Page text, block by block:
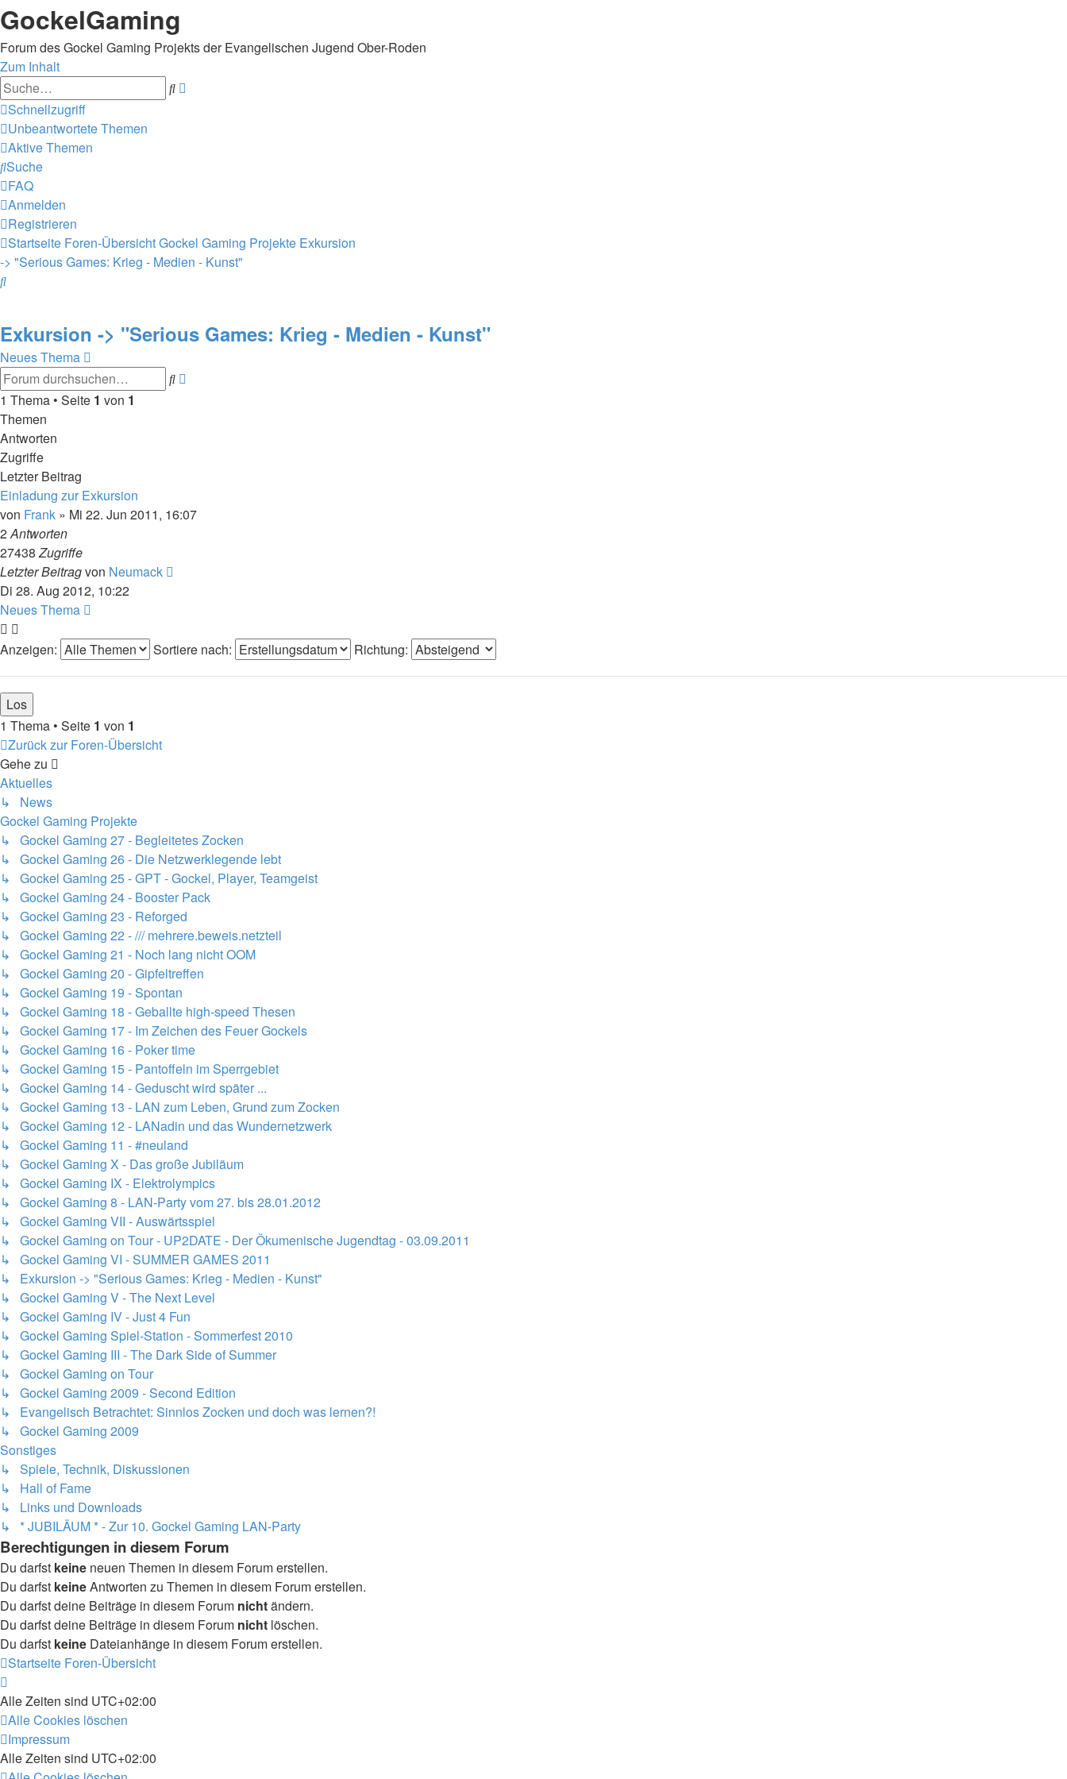
GockelGaming
Forum des Gockel Gaming Projekts der Evangelischen Jugend Ober-Roden
Zum Inhalt
Suche
Schnellzugriff
Unbeantwortete Themen
Aktive Themen
Suche
FAQ
Anmelden
Registrieren
Startseite Foren-ÜbersichtGockel Gaming Projekte Exkursion
-> "Serious Games: Krieg - Medien - Kunst"
Suche
Exkursion -> "Serious Games: Krieg - Medien - Kunst"
Neues Thema
Suche
1 Thema • Seite 1 von 1
Themen
Antworten
Zugriffe
Letzter Beitrag
Einladung zur Exkursion
von Frank » Mi 22. Jun 2011, 16:07
2Antworten
27438Zugriffe
Letzter Beitragvon Neumack
Di 28. Aug 2012, 10:22
Neues Thema
Anzeigen: Sortiere nach: Richtung:
1 Thema • Seite 1 von 1
Zurück zur Foren-Übersicht
Gehe zu
Aktuelles
↳ News
Gockel Gaming Projekte
↳ Gockel Gaming 27 - Begleitetes Zocken
↳ Gockel Gaming 26 - Die Netzwerklegende lebt
↳ Gockel Gaming 25 - GPT - Gockel, Player, Teamgeist
↳ Gockel Gaming 24 - Booster Pack
↳ Gockel Gaming 23 - Reforged
↳ Gockel Gaming 22 - /// mehrere.beweis.netzteil
↳ Gockel Gaming 21 - Noch lang nicht OOM
↳ Gockel Gaming 20 - Gipfeltreffen
↳ Gockel Gaming 19 - Spontan
↳ Gockel Gaming 18 - Geballte high-speed Thesen
↳ Gockel Gaming 17 - Im Zeichen des Feuer Gockels
↳ Gockel Gaming 16 - Poker time
↳ Gockel Gaming 15 - Pantoffeln im Sperrgebiet
↳ Gockel Gaming 14 - Geduscht wird später ...
↳ Gockel Gaming 13 - LAN zum Leben, Grund zum Zocken
↳ Gockel Gaming 12 - LANadin und das Wundernetzwerk
↳ Gockel Gaming 11 - #neuland
↳ Gockel Gaming X - Das große Jubiläum
↳ Gockel Gaming IX - Elektrolympics
↳ Gockel Gaming 8 - LAN-Party vom 27. bis 28.01.2012
↳ Gockel Gaming VII - Auswärtsspiel
↳ Gockel Gaming on Tour - UP2DATE - Der Ökumenische Jugendtag - 03.09.2011
↳ Gockel Gaming VI - SUMMER GAMES 2011
↳ Exkursion -> "Serious Games: Krieg - Medien - Kunst"
↳ Gockel Gaming V - The Next Level
↳ Gockel Gaming IV - Just 4 Fun
↳ Gockel Gaming Spiel-Station - Sommerfest 2010
↳ Gockel Gaming III - The Dark Side of Summer
↳ Gockel Gaming on Tour
↳ Gockel Gaming 2009 - Second Edition
↳ Evangelisch Betrachtet: Sinnlos Zocken und doch was lernen?!
↳ Gockel Gaming 2009
Sonstiges
↳ Spiele, Technik, Diskussionen
↳ Hall of Fame
↳ Links und Downloads
↳ * JUBILÄUM * - Zur 10. Gockel Gaming LAN-Party
Berechtigungen in diesem Forum
Du darfst keine neuen Themen in diesem Forum erstellen.
Du darfst keineAntworten zu Themen in diesem Forum erstellen.
Du darfst deine Beiträge in diesem Forum nichtändern.
Du darfst deine Beiträge in diesem Forum nicht löschen.
Du darfst keine Dateianhänge in diesem Forum erstellen.
Startseite Foren-Übersicht
Alle Zeiten sind UTC+02:00
Alle Cookies löschen
Impressum
Alle Zeiten sind UTC+02:00